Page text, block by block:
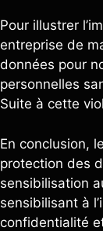
Pour illustrer
entreprise de
données pour
personnelles
Suite à cette
En conclusion,
protection des
sensibilisation
sensibilisant à
confidentialité